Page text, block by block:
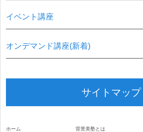
イベント講座
オンデマンド講座(新着)
サイトマップ
ホーム 背景美塾とは